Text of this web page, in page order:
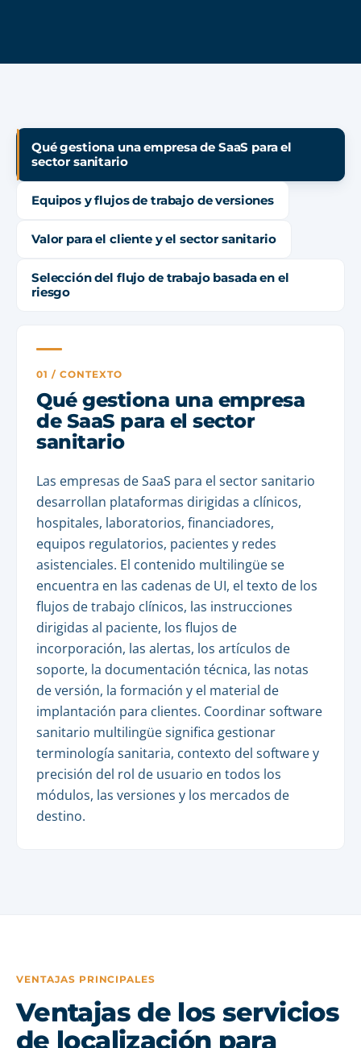
Qué gestiona una empresa de SaaS para el
sector sanitario
Equipos y flujos de trabajo de versiones
Valor para el cliente y el sector sanitario
Selección del flujo de trabajo basada en el
riesgo
01 / CONTEXTO
Qué gestiona una empresa
de SaaS para el sector
sanitario
Las empresas de SaaS para el sector sanitario
desarrollan plataformas dirigidas a clínicos,
hospitales, laboratorios, financiadores,
equipos regulatorios, pacientes y redes
asistenciales. El contenido multilingüe se
encuentra en las cadenas de UI, el texto de los
flujos de trabajo clínicos, las instrucciones
dirigidas al paciente, los flujos de
incorporación, las alertas, los artículos de
soporte, la documentación técnica, las notas
de versión, la formación y el material de
implantación para clientes. Coordinar software
sanitario multilingüe significa gestionar
terminología sanitaria, contexto del software y
precisión del rol de usuario en todos los
módulos, las versiones y los mercados de
destino.
VENTAJAS PRINCIPALES
Ventajas de los servicios
de localización para